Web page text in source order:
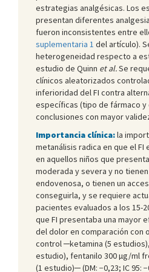
estrategias analgésicas. Los
presentan diferentes
fueron inconsistentes entre
suplementaria 1 del artículo).
heterogeneidad respecto a
estudio de Quinn et al.Se
clínicos aleatorizados
inferioridad del FI contra
específicas (tipo de fármaco y
conclusiones con mayor
Importancia clínica:la
metanálisis radica en que el FI
en aquellos niños que
moderada y severa y no
endovenosa, o tienen un
conseguirla, y se requiere
pacientes evaluados a los 15-
que FI presentaba una mayor
del dolor en comparación con
control ─ketamina (5
estudio), fentanilo 300 µg/ml
(1 estudio)─ (DM: −0,23; IC 95: